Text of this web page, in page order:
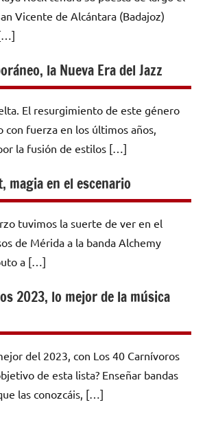
Vicente de Alcántara (Badajoz)
la Nueva Era del Jazz
El resurgimiento de este género
con fuerza en los últimos años,
la fusión de estilos […]
magia en el escenario
tuvimos la suerte de ver en el
de Mérida a la banda Alchemy
a […]
2023, lo mejor de la música
del 2023, con Los 40 Carnívoros
de esta lista? Enseñar bandas
las conozcáis, […]